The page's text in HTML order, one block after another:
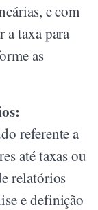
e com
a taxa para
as
referente a
até taxas ou
relatórios
e definição